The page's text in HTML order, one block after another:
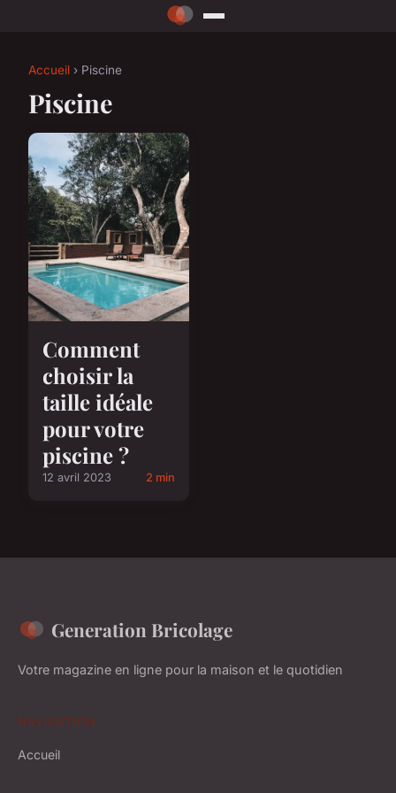
Accueil › Piscine
Piscine
Comment
choisir la
taille idéale
pour votre
piscine ?
12 avril 2023 2 min
Generation Bricolage
Votre magazine en ligne pour la maison et le quotidien
NAVIGATION
Accueil